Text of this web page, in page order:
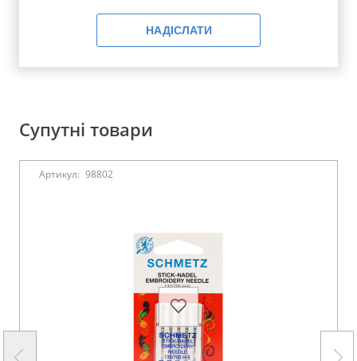
НАДІСЛАТИ
Супутні товари
Артикул: 98802